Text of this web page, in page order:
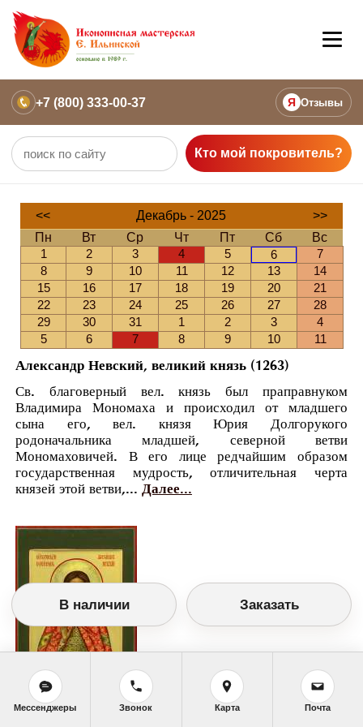
+7 (800) 333-00-37 Я Отзывы
Кто мой покровитель?
<< Декабрь - 2025
>>
Пн
Вт Ср Чт Пт Сб
Вс
1
2 3 4 5 6
7
8
9 10 11 12 13
14
15
16 17 18 19 20
21
22
23 24 25 26 27
28
29
30 31 1 2 3
4
5
6 7 8 9 10 11
Александр Невский, великий князь (1263)
Св. благоверный вел. князь был праправнуком
Владимира Мономаха и происходил от младшего
сына его, вел. князя Юрия Долгорукого
родоначальника младшей, северной ветви
Мономаховичей. В его лице редчайшим образом
государственная мудрость, отличительная черта
князей этой ветви,... Далее...
В наличии Заказать
Мессенджеры Звонок Карта Почта